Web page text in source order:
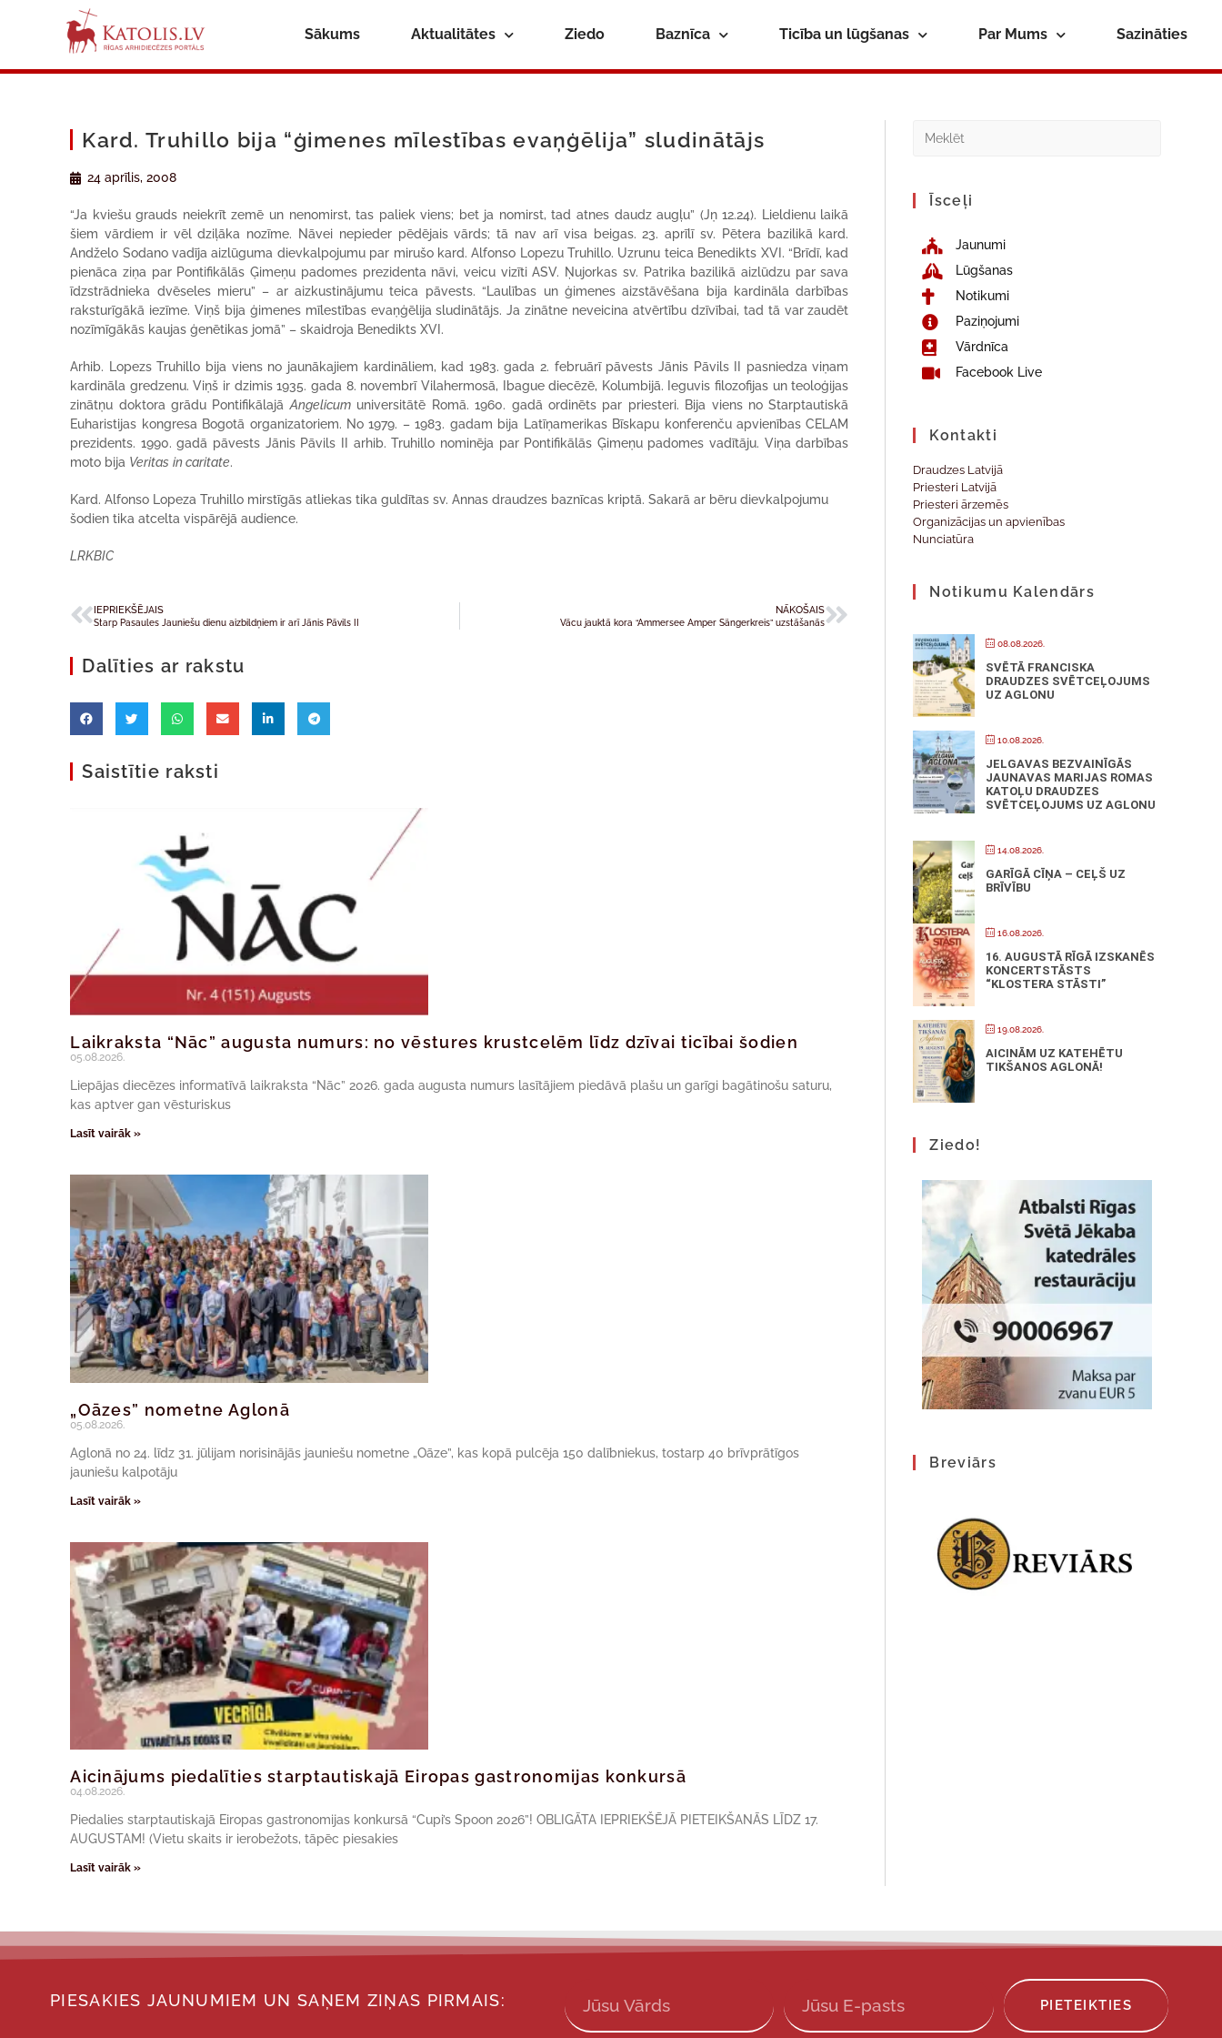
Sākums Aktualitātes Ziedo Baznīca Ticība un lūgšanas Par Mums Sazināties
Kard. Truhillo bija “ģimenes mīlestības evaņģēlija” sludinātājs
24 aprīlis, 2008
“Ja kviešu grauds neiekrīt zemē un nenomirst, tas paliek viens; bet ja nomirst, tad atnes daudz augļu” (Jņ 12.24). Lieldienu laikā
šiem vārdiem ir vēl dziļāka nozīme. Nāvei nepieder pēdējais vārds; tā nav arī visa beigas. 23. aprīlī sv. Pētera bazilikā kard.
Andželo Sodano vadīja aizlūguma dievkalpojumu par mirušo kard. Alfonso Lopezu Truhillo. Uzrunu teica Benedikts XVI. “Brīdī, kad
pienāca ziņa par Pontifikālās Ģimeņu padomes prezidenta nāvi, veicu vizīti ASV. Ņujorkas sv. Patrika bazilikā aizlūdzu par sava
īdzstrādnieka dvēseles mieru” – ar aizkustinājumu teica pāvests. “Laulības un ģimenes aizstāvēšana bija kardināla darbības
raksturīgākā iezīme. Viņš bija ģimenes mīlestības evaņģēlija sludinātājs. Ja zinātne neveicina atvērtību dzīvībai, tad tā var zaudēt
nozīmīgākās kaujas ģenētikas jomā” – skaidroja Benedikts XVI.
Arhib. Lopezs Truhillo bija viens no jaunākajiem kardināliem, kad 1983. gada 2. februārī pāvests Jānis Pāvils II pasniedza viņam
kardināla gredzenu. Viņš ir dzimis 1935. gada 8. novembrī Vilahermosā, Ibague diecēzē, Kolumbijā. Ieguvis filozofijas un teoloģijas
zinātņu doktora grādu PontifikālajāAngelicumuniversitātē Romā. 1960. gadā ordinēts par priesteri. Bija viens no Starptautiskā
Euharistijas kongresa Bogotā organizatoriem. No 1979. – 1983. gadam bija Latīņamerikas Bīskapu konferenču apvienības CELAM
prezidents. 1990. gadā pāvests Jānis Pāvils II arhib. Truhillo nominēja par Pontifikālās Ģimeņu padomes vadītāju. Viņa darbības
moto bija Veritas in caritate.
Kard. Alfonso Lopeza Truhillo mirstīgās atliekas tika guldītas sv. Annas draudzes baznīcas kriptā. Sakarā ar bēru dievkalpojumu
šodien tika atcelta vispārējā audience.
LRKBIC
IEPRIEKŠĒJAIS
Starp Pasaules Jauniešu dienu aizbildņiem ir arī Jānis Pāvils II
NĀKOŠAIS
Vācu jauktā kora “Ammersee Amper Sängerkreis” uzstāšanās
Dalīties ar rakstu
Saistītie raksti
Laikraksta “Nāc” augusta numurs: no vēstures krustcelēm līdz dzīvai ticībai šodien
05.08.2026.
Liepājas diecēzes informatīvā laikraksta “Nāc” 2026. gada augusta numurs lasītājiem piedāvā plašu un garīgi bagātinošu saturu,
kas aptver gan vēsturiskus
Lasīt vairāk »
„Oāzes” nometne Aglonā
05.08.2026.
Aglonā no 24. līdz 31. jūlijam norisinājās jauniešu nometne „Oāze”, kas kopā pulcēja 150 dalībniekus, tostarp 40 brīvprātīgos
jauniešu kalpotāju
Lasīt vairāk »
Aicinājums piedalīties starptautiskajā Eiropas gastronomijas konkursā
04.08.2026.
Piedalies starptautiskajā Eiropas gastronomijas konkursā “Cupi’s Spoon 2026”! OBLIGĀTA IEPRIEKŠĒJĀ PIETEIKŠANĀS LĪDZ 17.
AUGUSTAM! (Vietu skaits ir ierobežots, tāpēc piesakies
Lasīt vairāk »
Īsceļi
Jaunumi
Lūgšanas
Notikumi
Paziņojumi
Vārdnīca
Facebook Live
Kontakti
Draudzes Latvijā
Priesteri Latvijā
Priesteri ārzemēs
Organizācijas un apvienības
Nunciatūra
Notikumu Kalendārs
08.08.2026.
SVĒTĀ FRANCISKA
DRAUDZES SVĒTCEĻOJUMS
UZ AGLONU
10.08.2026.
JELGAVAS BEZVAINĪGĀS
JAUNAVAS MARIJAS ROMAS
KATOĻU DRAUDZES
SVĒTCEĻOJUMS UZ AGLONU
14.08.2026.
GARĪGĀ CĪŅA – CEĻŠ UZ
BRĪVĪBU
16.08.2026.
16. AUGUSTĀ RĪGĀ IZSKANĒS
KONCERTSTĀSTS
“KLOSTERA STĀSTI”
19.08.2026.
AICINĀM UZ KATEHĒTU
TIKŠANOS AGLONĀ!
Ziedo!
Breviārs
PIESAKIES JAUNUMIEM UN SAŅEM ZIŅAS PIRMAIS: PIETEIKTIES